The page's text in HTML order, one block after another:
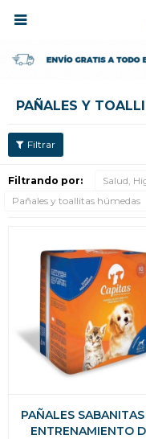

PAÑALES Y
Filtrando por:
Salud,
Pañales y toallitas húmedas
PAÑALES
ENTRENAMIENTO